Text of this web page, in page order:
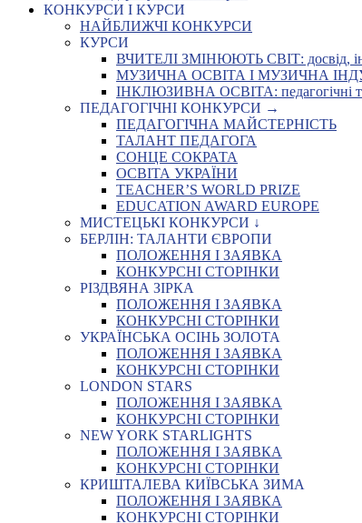
КОНКУРСИ І КУРСИ
НАЙБЛИЖЧІ КОНКУРСИ
КУРСИ
ВЧИТЕЛІ ЗМІНЮЮТЬ СВІТ: досвід,
МУЗИЧНА ОСВІТА І МУЗИЧНА
ІНКЛЮЗИВНА ОСВІТА: педагогічні та
ПЕДАГОГІЧНІ КОНКУРСИ →
ПЕДАГОГІЧНА МАЙСТЕРНІСТЬ
ТАЛАНТ ПЕДАГОГА
СОНЦЕ СОКРАТА
ОСВІТА УКРАЇНИ
TEACHER’S WORLD PRIZE
EDUCATION AWARD EUROPE
МИСТЕЦЬКІ КОНКУРСИ ↓
БЕРЛІН: ТАЛАНТИ ЄВРОПИ
ПОЛОЖЕННЯ І ЗАЯВКА
КОНКУРСНІ СТОРІНКИ
РІЗДВЯНА ЗІРКА
ПОЛОЖЕННЯ І ЗАЯВКА
КОНКУРСНІ СТОРІНКИ
УКРАЇНСЬКА ОСІНЬ ЗОЛОТА
ПОЛОЖЕННЯ І ЗАЯВКА
КОНКУРСНІ СТОРІНКИ
LONDON STARS
ПОЛОЖЕННЯ І ЗАЯВКА
КОНКУРСНІ СТОРІНКИ
NEW YORK STARLIGHTS
ПОЛОЖЕННЯ І ЗАЯВКА
КОНКУРСНІ СТОРІНКИ
КРИШТАЛЕВА КИЇВСЬКА ЗИМА
ПОЛОЖЕННЯ І ЗАЯВКА
КОНКУРСНІ СТОРІНКИ